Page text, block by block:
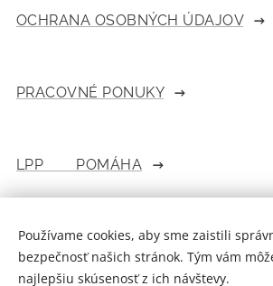
OCHRANA OSOBNÝCH ÚDAJOV
PRACOVNÉ PONUKY
LPP POMÁHA
ZNAČKY
Používame cookies, aby sme zaistili
bezpečnosť našich stránok. Tým vám
najlepšiu skúsenosť z ich návštevy.